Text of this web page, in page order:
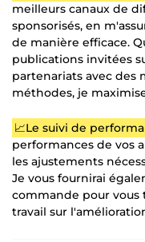
meilleurs canaux de
sponsorisés, en
de manière efficace.
publications invitées
partenariats avec des
méthodes, je
📈Le suivi de
performances de vos
les ajustements
Je vous fournirai
commande pour
travail sur